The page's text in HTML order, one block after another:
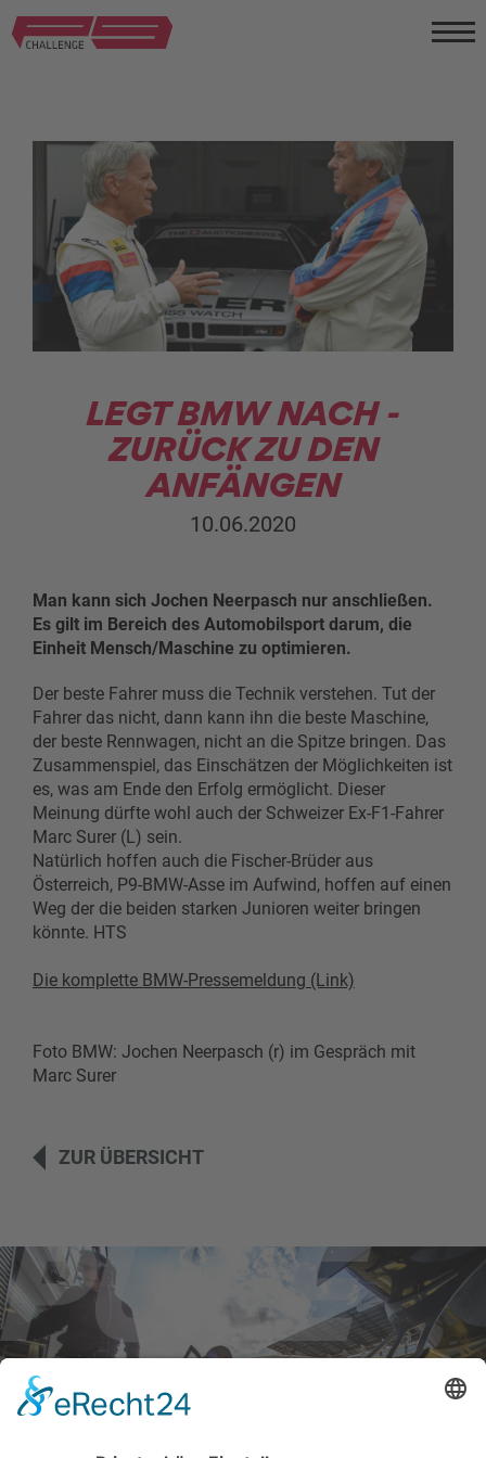
LEGT BMW NACH -
ZURÜCK ZU DEN
ANFÄNGEN
10.06.2020
Man kann sich Jochen Neerpasch nur anschließen.
Es gilt im Bereich des Automobilsport darum, die
Einheit Mensch/Maschine zu optimieren.
Der beste Fahrer muss die Technik verstehen. Tut der
Fahrer das nicht, dann kann ihn die beste Maschine,
der beste Rennwagen, nicht an die Spitze bringen. Das
Zusammenspiel, das Einschätzen der Möglichkeiten ist
es, was am Ende den Erfolg ermöglicht. Dieser
Meinung dürfte wohl auch der Schweizer Ex-F1-Fahrer
Marc Surer (L) sein.
Natürlich hoffen auch die Fischer-Brüder aus
Österreich, P9-BMW-Asse im Aufwind, hoffen auf einen
Weg der die beiden starken Junioren weiter bringen
könnte. HTS
Die komplette BMW-Pressemeldung (Link)
Foto BMW: Jochen Neerpasch (r) im Gespräch mit
Marc Surer
ZUR ÜBERSICHT